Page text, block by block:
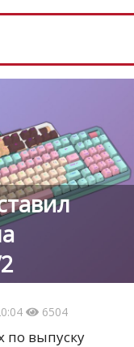
6504
по выпуску